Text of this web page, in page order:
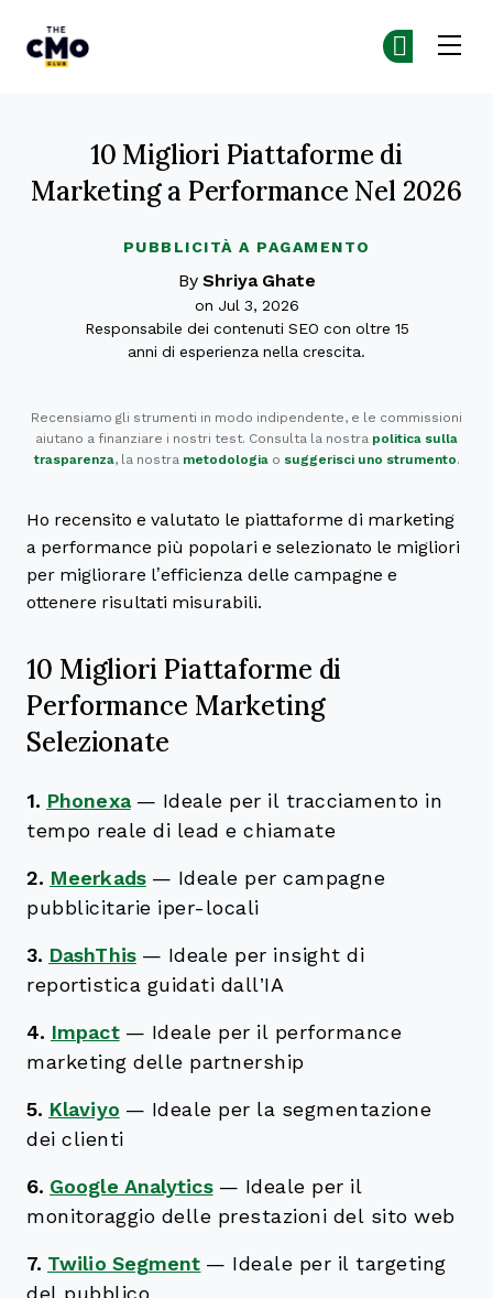
PUBBLICITÀ A PAGAMENTO
10 Migliori Piattaforme di
Marketing a Performance Nel 2026
By Shriya Ghate
on Jul 3, 2026
Responsabile dei contenuti SEO con oltre 15
anni di esperienza nella crescita.
Recensiamo gli strumenti in modo indipendente, e le commissioni
aiutano a finanziare i nostri test. Consulta la nostra politica sulla
trasparenza, la nostra metodologiao suggerisci uno strumento.
Ho recensito e valutato le piattaforme di marketing
a performance più popolari e selezionato le migliori
per migliorare l’efficienza delle campagne e
ottenere risultati misurabili.
10 Migliori Piattaforme di
Performance Marketing
Selezionate
1. Phonexa — Ideale per il tracciamento in
tempo reale di lead e chiamate
2. Meerkads — Ideale per campagne
pubblicitarie iper-locali
3. DashThis — Ideale per insight di
reportistica guidati dall’IA
4. Impact — Ideale per il performance
marketing delle partnership
5. Klaviyo — Ideale per la segmentazione
dei clienti
6. Google Analytics — Ideale per il
monitoraggio delle prestazioni del sito web
7. Twilio Segment — Ideale per il targeting
del pubblico